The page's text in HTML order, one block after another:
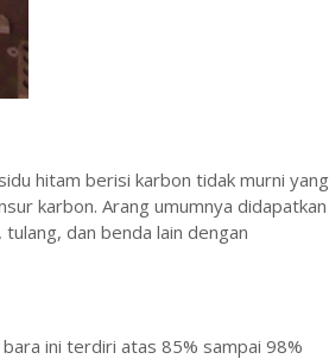
hitam berisi karbon tidak murni yang
karbon. Arang umumnya didapatkan
dan benda lain dengan
ini terdiri atas 85% sampai 98%